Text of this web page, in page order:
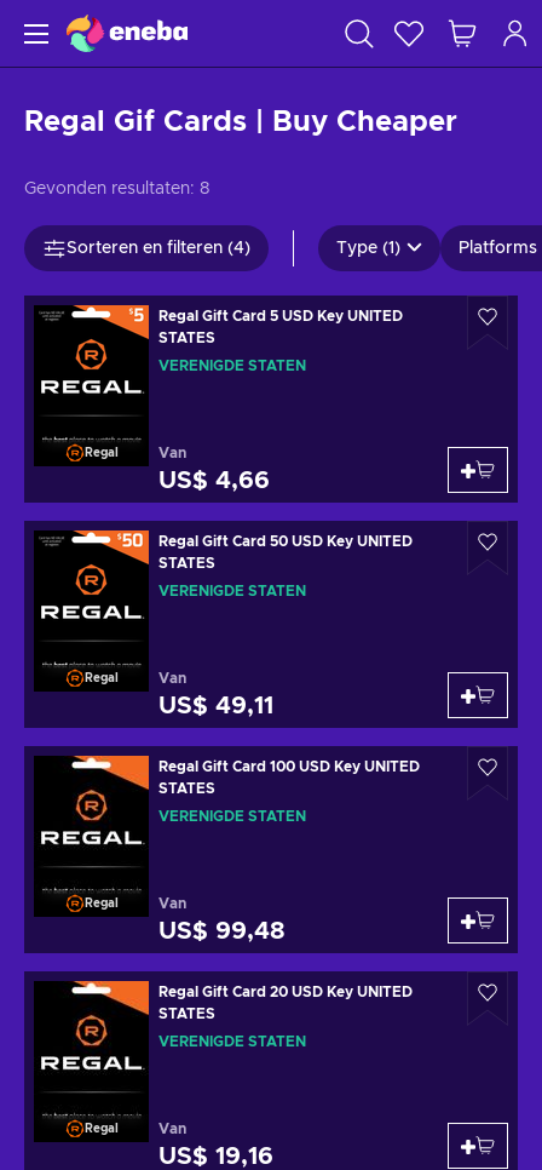
Regal Gif Cards | Buy Cheaper
Gevonden resultaten: 8
Sorteren en filteren (4) Type (1) Platforms
Regal
Regal Gift Card 5 USD Key UNITED
STATES
VERENIGDE STATEN
Van
US$ 4,66
Regal
Regal Gift Card 50 USD Key UNITED
STATES
VERENIGDE STATEN
Van
US$ 49,11
Regal
Regal Gift Card 100 USD Key UNITED
STATES
VERENIGDE STATEN
Van
US$ 99,48
Regal
Regal Gift Card 20 USD Key UNITED
STATES
VERENIGDE STATEN
Van
US$ 19,16